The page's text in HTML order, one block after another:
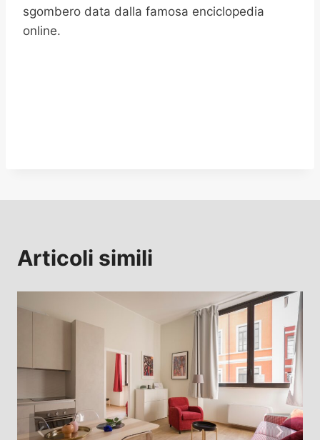
sgombero data dalla famosa enciclopedia
online.
Articoli simili